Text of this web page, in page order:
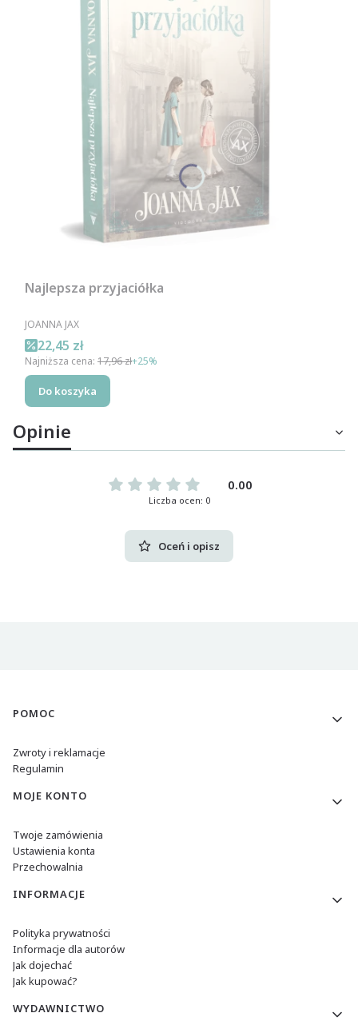
Najlepsza przyjaciółka
PRODUCENT
JOANNA JAX
Cena promocyjna
22,45 zł
Najniższa cena: 17,96 zł+25%
Do koszyka
Opinie
0.00
Liczba ocen: 0
Oceń i opisz
Linki w stopce
POMOC
Zwroty i reklamacje
Regulamin
MOJE KONTO
Twoje zamówienia
Ustawienia konta
Przechowalnia
INFORMACJE
Polityka prywatności
Informacje dla autorów
Jak dojechać
Jak kupować?
WYDAWNICTWO